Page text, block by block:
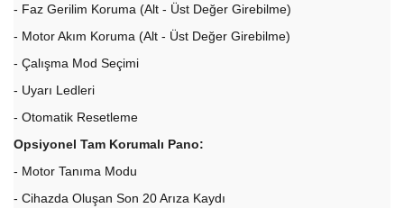
- Faz Gerilim Koruma (Alt - Üst Değer Girebilme)
- Motor Akım Koruma (Alt - Üst Değer Girebilme)
- Çalışma Mod Seçimi
- Uyarı Ledleri
- Otomatik Resetleme
Opsiyonel Tam Korumalı Pano:
- Motor Tanıma Modu
- Cihazda Oluşan Son 20 Arıza Kaydı